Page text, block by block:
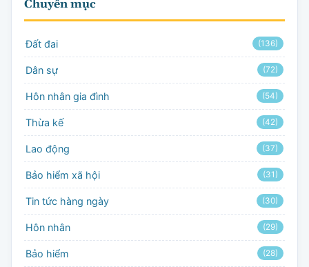
Chuyên mục
Đất đai (136)
Dân sự (72)
Hôn nhân gia đình (54)
Thừa kế (42)
Lao động (37)
Bảo hiểm xã hội (31)
Tin tức hàng ngày (30)
Hôn nhân (29)
Bảo hiểm (28)